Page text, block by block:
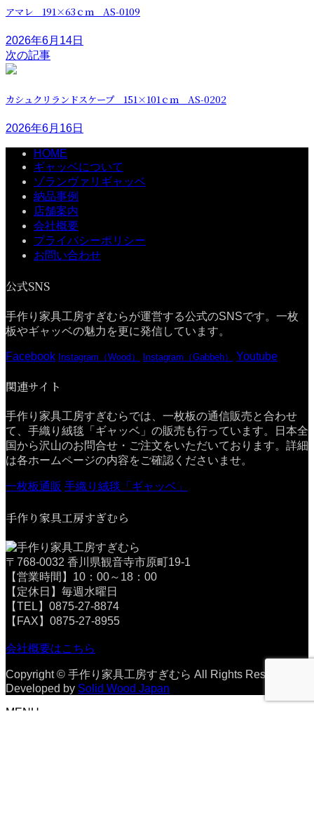
アマレ 191×63ｃｍ AS-0109
2026年6月14日
次の記事
カシュクリランドスケープ 151×101ｃｍ AS-0202
2026年6月16日
HOME
ギャッベについて
ゾランヴァリギャッベ
納品事例
店舗案内
会社概要
プライバシーポリシー
お問い合わせ
公式SNS
手作り家具工房すぎむらが運営する公式のSNSです。一枚
板やギャッベの魅力を更に発信しています。
Facebook Instagram（Wood） Instagram（Gabbeh） Youtube
関連サイト
手作り家具工房すぎむらでは、一枚板の通信販売と合わせ
て、手織り絨毯「ギャッベ」の販売も行っています。日本全
国から沢山のお問合せ・ご注文をいただいております。詳細
は各ホームページの内容をご確認くださいませ。
一枚板通販 手織り絨毯「ギャッベ」
手作り家具工房すぎむら
〒768-0032 香川県観音寺市原町19-1
【営業時間】10：00～18：00
【定休日】毎週水曜日
【TEL】0875-27-8874
【FAX】0875-27-8955
会社概要はこちら
Copyright © 手作り家具工房すぎむら All Rights Reserved.
Developed by Solid Wood Japan
MENU